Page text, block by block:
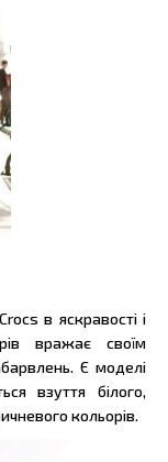
в яскравості і
вражає своїм
Є моделі
взуття білого,
кольорів.